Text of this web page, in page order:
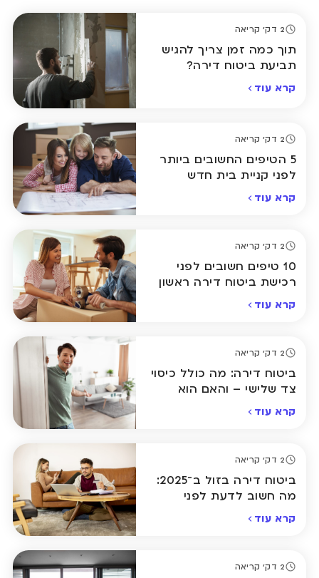
2 דק' קריאה
תוך כמה זמן צריך להגיש
תביעת ביטוח דירה?
קרא עוד
2 דק' קריאה
5 הטיפים החשובים ביותר
לפני קניית בית חדש
קרא עוד
2 דק' קריאה
10 טיפים חשובים לפני
רכישת ביטוח דירה ראשון
קרא עוד
2 דק' קריאה
ביטוח דירה: מה כולל כיסוי
צד שלישי – והאם הוא
קרא עוד
2 דק' קריאה
ביטוח דירה בזול ב־2025:
מה חשוב לדעת לפני
קרא עוד
2 דק' קריאה